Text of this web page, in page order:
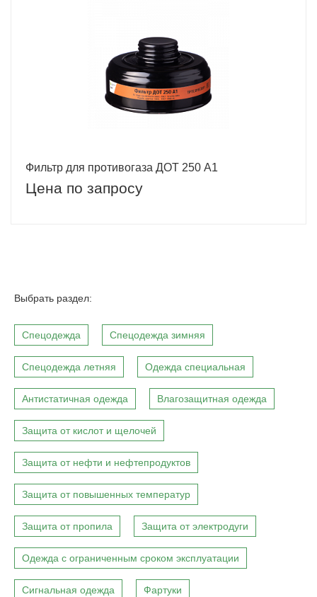
Фильтр для противогаза ДОТ 250 A1
Цена по запросу
Выбрать раздел:
Спецодежда Спецодежда зимняя
Спецодежда летняя Одежда специальная
Антистатичная одежда Влагозащитная одежда
Защита от кислот и щелочей
Защита от нефти и нефтепродуктов
Защита от повышенных температур
Защита от пропила Защита от электродуги
Одежда с ограниченным сроком эксплуатации
Сигнальная одежда Фартуки